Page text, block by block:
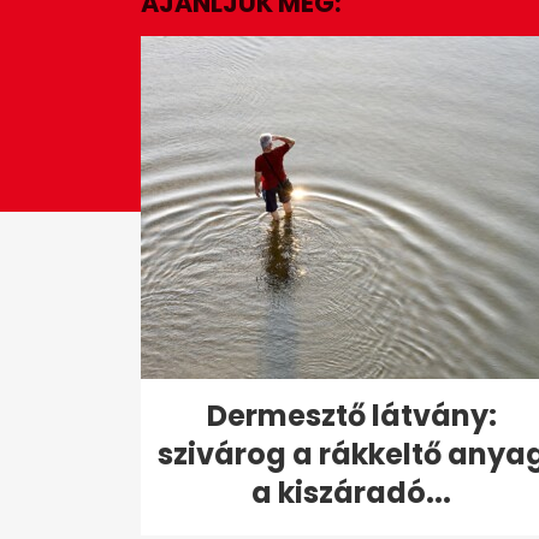
secondVolume
0%
Dermesztő látvány:
szivárog a rákkeltő
a kiszáradó...